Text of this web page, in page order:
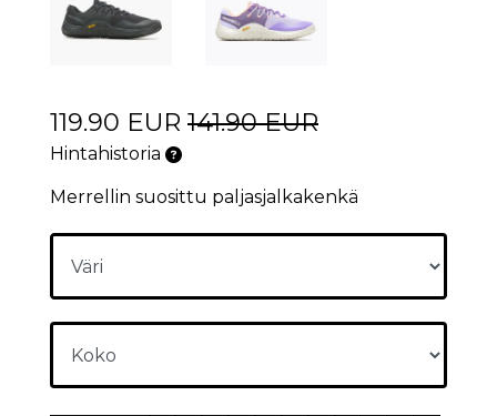
119.90 EUR 141.90 EUR
Hintahistoria
Merrellin suosittu paljasjalkakenkä